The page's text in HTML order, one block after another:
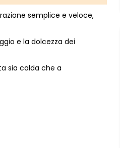
semplice e veloce,
e la dolcezza dei
sia calda che a